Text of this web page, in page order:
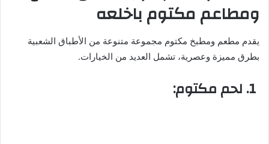
ومطاعم مكتوم باخلعه
يقدم مطعم ومطبخ مكتوم مجموعة متنوعة من الأطباق الشعبية
بطرق مميزة وعصرية، تشمل العديد من الخيارات.